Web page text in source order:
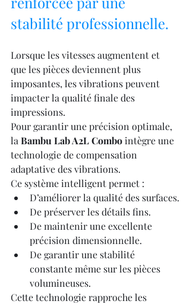
stabilité professionnelle.
Lorsque les vitesses augmentent et
que les pièces deviennent plus
imposantes, les vibrations peuvent
impacter la qualité finale des
impressions.
Pour garantir une précision optimale,
la Bambu Lab A2L Combo intègre une
technologie de compensation
adaptative des vibrations.
Ce système intelligent permet :
D’améliorer la qualité des surfaces.
De préserver les détails fins.
De maintenir une excellente
précision dimensionnelle.
De garantir une stabilité
constante même sur les pièces
volumineuses.
Cette technologie rapproche les